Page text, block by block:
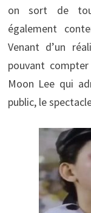
on sort de
également
Venant d’un
pouvant
Moon Lee qui
public, le